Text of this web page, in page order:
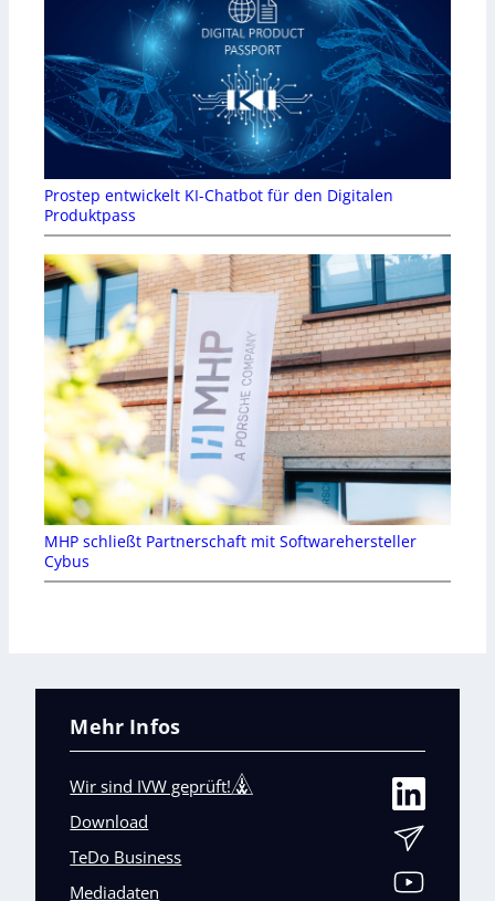
Prostep entwickelt KI-Chatbot für den Digitalen
Produktpass
MHP schließt Partnerschaft mit Softwarehersteller
Cybus
Mehr Infos
Wir sind IVW geprüft!
Download
TeDo Business
Mediadaten